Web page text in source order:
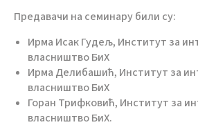
Предавачи на семинару били су:
Ирма Исак Гудељ, Институт за
власништво БиХ
Ирма Делибашић, Институт за
власништво БиХ
Горан Трифковић, Институт за
власништво БиХ.